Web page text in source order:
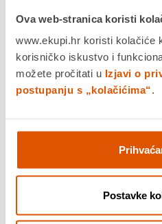
Ova web-stranica koristi
www.ekupi.hr koristi kolačiće
korisničko iskustvo i
možete pročitati u Izjavi o
postupanju s „kolačićima“.
Postavke
Dostavljamo već od 09.09.2026
Platite gotovinom pri
jednokratno i na rate
Povrat robe moguć unutar 14
DODAJTE
KUPITE